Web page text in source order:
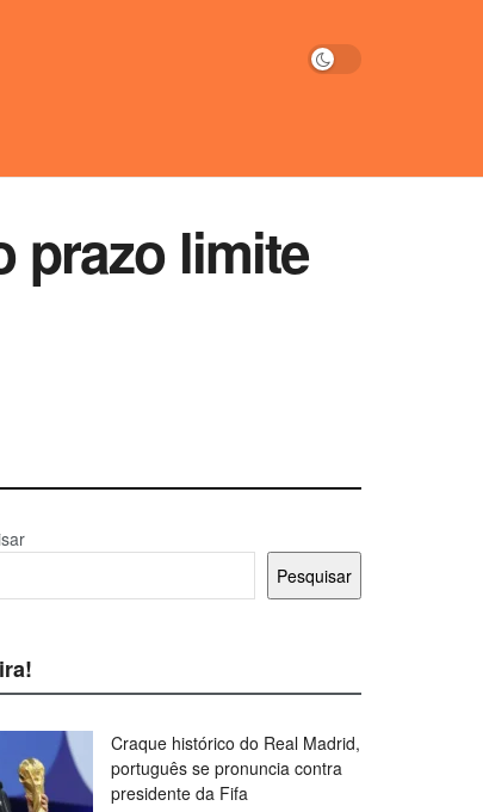
prazo limite
Pesquisar
Craque histórico do Real Madrid,
português se pronuncia contra
presidente da Fifa